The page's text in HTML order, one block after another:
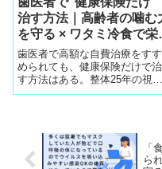
治す方法｜高齢者の噛む
を守る × ワタミ冷食で栄
を補う
歯医者で高額な自費治療をすす
められても、健康保険だけで治
す方法はある。整体25年の視点
から、噛む力を守るための言い
「
ら